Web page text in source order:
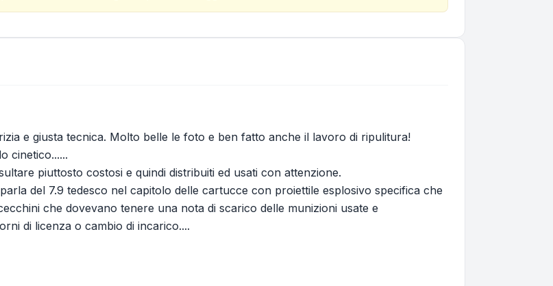
e giusta tecnica. Molto belle le foto e ben fatto anche il lavoro di ripulitura!
cinetico......
piuttosto costosi e quindi distribuiti ed usati con attenzione.
del 7.9 tedesco nel capitolo delle cartucce con proiettile esplosivo specifica che
che dovevano tenere una nota di scarico delle munizioni usate e
di licenza o cambio di incarico....